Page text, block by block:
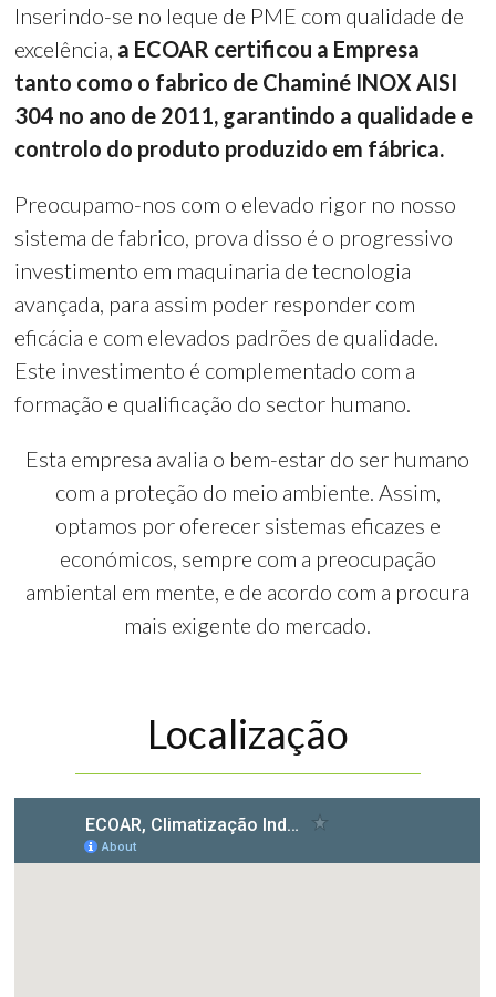
Inserindo-se no leque de PME com qualidade de
excelência, a ECOAR certificou a Empresa
tanto como o fabrico de Chaminé INOX AISI
304 no ano de 2011, garantindo a qualidade e
controlo do produto produzido em fábrica.
Preocupamo-nos com o elevado rigor no nosso
sistema de fabrico, prova disso é o progressivo
investimento em maquinaria de tecnologia
avançada, para assim poder responder com
eficácia e com elevados padrões de qualidade.
Este investimento é complementado com a
formação e qualificação do sector humano.
Esta empresa avalia o bem-estar do ser humano
com a proteção do meio ambiente. Assim,
optamos por oferecer sistemas eficazes e
económicos, sempre com a preocupação
ambiental em mente, e de acordo com a procura
mais exigente do mercado.
Localização